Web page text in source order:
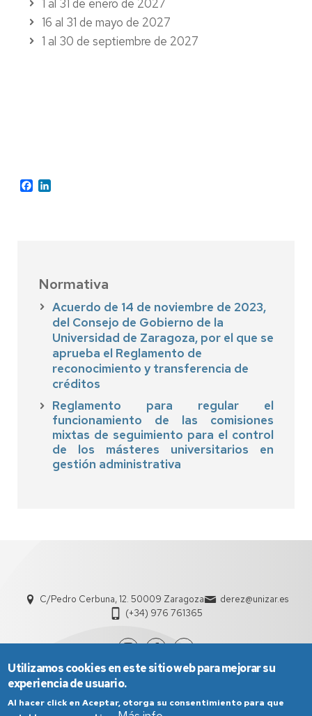
1 al 31 de enero de 2027
16 al 31 de mayo de 2027
1 al 30 de septiembre de 2027
Facebook
Normativa
Acuerdo de 14 de noviembre de 2023,
del Consejo de Gobierno de la
Universidad de Zaragoza, por el que se
aprueba el Reglamento de
reconocimiento y transferencia de
créditos
Reglamento para regular el
funcionamiento de las comisiones
mixtas de seguimiento para el control
de los másteres universitarios en
gestión administrativa
C/Pedro Cerbuna, 12. 50009 Zaragoza
derez@unizar.es
(+34) 976 761365
Utilizamos cookies en este sitio web para mejorar su
experiencia de usuario.
Al hacer click en Aceptar, otorga su consentimiento para que